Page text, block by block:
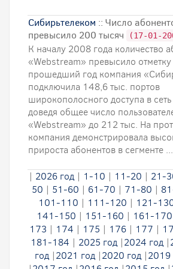
Сибирьтелеком :: Число
превысило 200 тысяч
(17-01-
К началу 2008 года количество
«Webstream» превысило
прошедший год компания
подключила 148,6 тыс. портов
широкополосного доступа в сеть
доведя общее число
«Webstream» до 212 тыс. На
компания демонстрировала
прироста абонентов в сегменте ...
| 2026 год | 1-10 | 11-20 | 21-
50 | 51-60 | 61-70 | 71-80 |
101-110 | 111-120 | 121-
141-150 | 151-160 | 161-170
173 | 174 | 175 | 176 | 177 |
181-184 | 2025 год |2024 год |
год |2021 год |2020 год |2019